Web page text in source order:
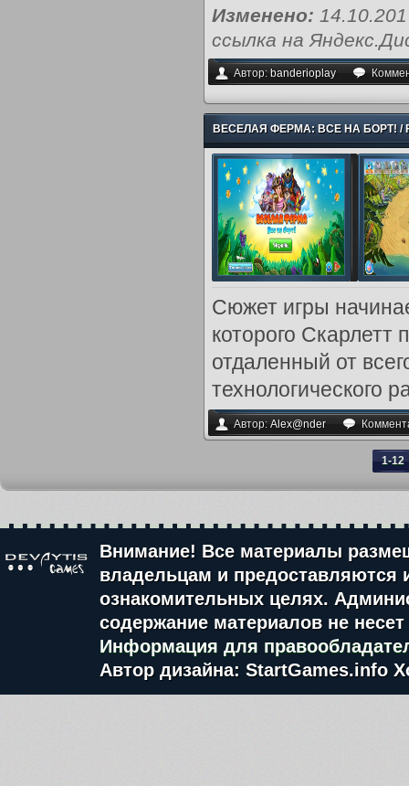
Изменено:
ссылка на
Автор: banderioplay
ВЕСЕЛАЯ ФЕРМА: ВСЕ НА БОРТ! /
Сюжет игры
которого Скарлетт
отдаленный от
технологического
Автор: Alex@nder
1-12
Внимание! Все материалы
владельцам и предоставляются
ознакомительных целях.
содержание материалов не
Информация для
Автор дизайна: StartGames.info